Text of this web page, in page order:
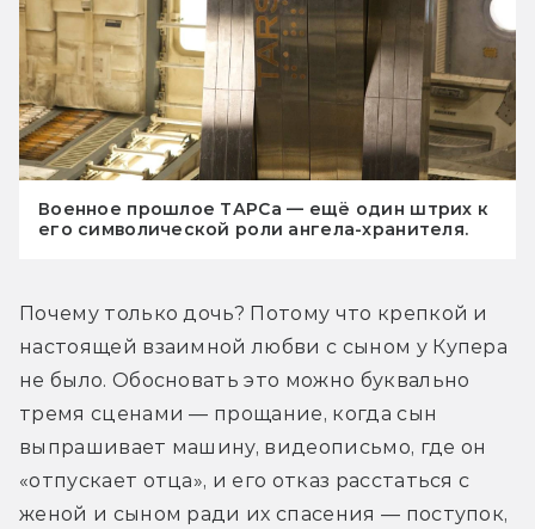
Военное прошлое ТАРСа — ещё один штрих к
его символической роли ангела-хранителя.
Почему только дочь? Потому что крепкой и
настоящей взаимной любви с сыном у Купера
не было. Обосновать это можно буквально
тремя сценами — прощание, когда сын
выпрашивает машину, видеописьмо, где он
«отпускает отца», и его отказ расстаться с
женой и сыном ради их спасения — поступок,